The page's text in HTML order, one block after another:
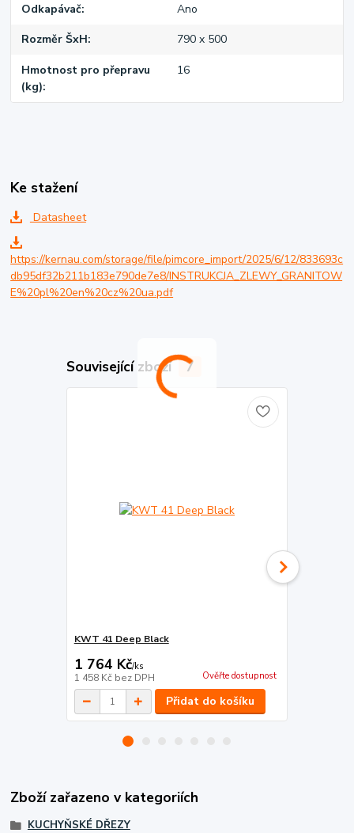
Odkapávač Ano
Rozměr ŠxH 790 x 500
Hmotnost pro přepravu
(kg)
16
Ke stažení
Datasheet
https://kernau.com/storage/file/pimcore_import/2025/6/12/833693c
db95df32b211b183e790de7e8/INSTRUKCJA_ZLEWY_GRANITOW
E%20pl%20en%20cz%20ua.pdf
Související zboží 7
KWT 41 Deep Black
1 764 Kč/ks
1 458 Kč bez DPH Ověřte dostupnost
Přidat do košíku
Zboží zařazeno v kategoriích
KUCHYŇSKÉ DŘEZY